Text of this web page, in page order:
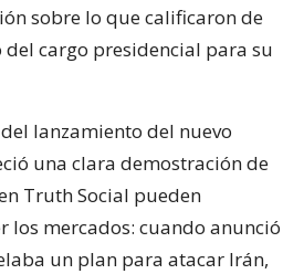
sobre lo que calificaron de
del cargo presidencial para su
lanzamiento del nuevo
una clara demostración de
Truth Social pueden
los mercados: cuando anunció
un plan para atacar Irán,